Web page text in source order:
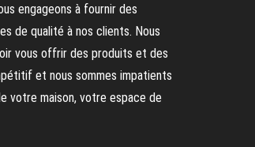
engageons à fournir des
de qualité à nos clients. Nous
vous offrir des produits et des
et nous sommes impatients
votre maison, votre espace de